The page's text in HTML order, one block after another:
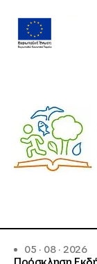
05 · 08 · 2026